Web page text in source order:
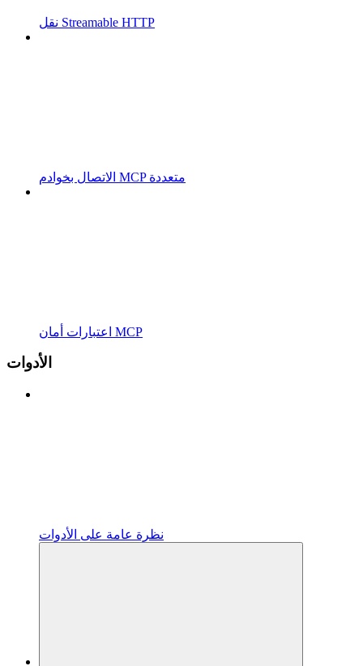
نقل Streamable HTTP
الاتصال بخوادم MCP متعددة
اعتبارات أمان MCP
الأدوات
نظرة عامة على الأدوات